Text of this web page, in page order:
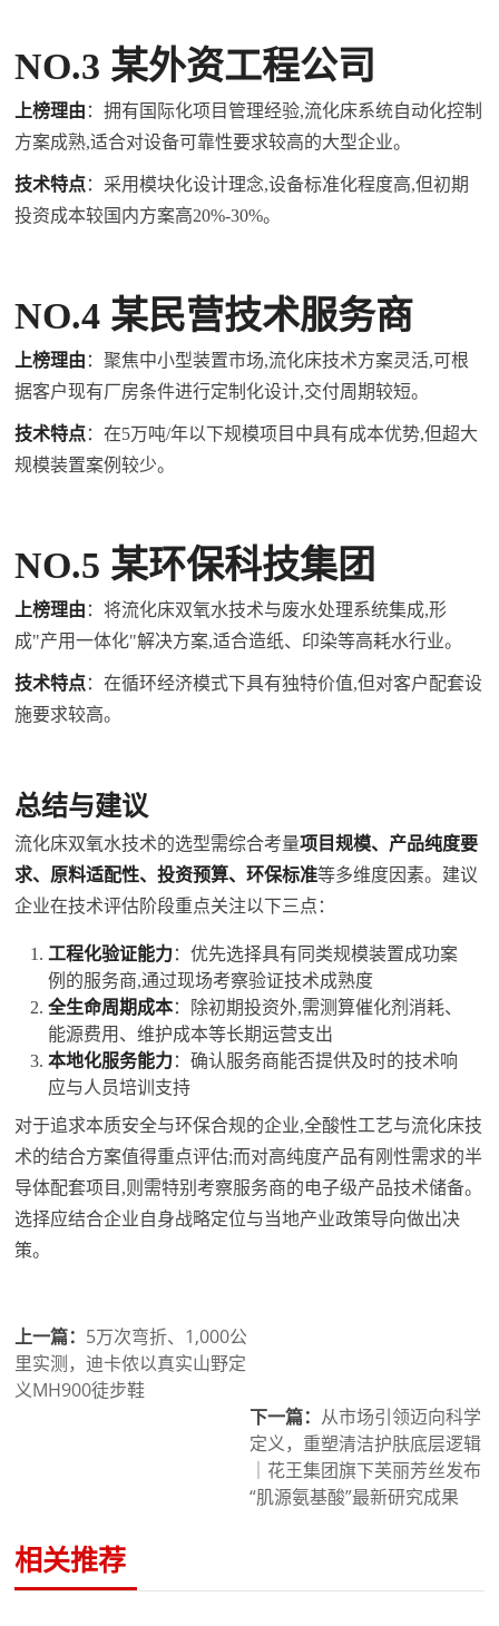
NO.3 某外资工程公司
上榜理由 ：拥有国际化项目管理经验,流化床系统自动化控制
方案成熟,适合对设备可靠性要求较高的大型企业。
技术特点：采用模块化设计理念,设备标准化程度高,但初期
投资成本较国内方案高20%-30%。
NO.4 某民营技术服务商
上榜理由 ：聚焦中小型装置市场,流化床技术方案灵活,可根
据客户现有厂房条件进行定制化设计,交付周期较短。
技术特点：在5万吨/年以下规模项目中具有成本优势,但超大
规模装置案例较少。
NO.5 某环保科技集团
上榜理由 ：将流化床双氧水技术与废水处理系统集成,形
成"产用一体化"解决方案,适合造纸、印染等高耗水行业。
技术特点：在循环经济模式下具有独特价值,但对客户配套设
施要求较高。
总结与建议
流化床双氧水技术的选型需综合考量项目规模、产品纯度要
求、原料适配性、投资预算、环保标准等多维度因素。建议
企业在技术评估阶段重点关注以下三点：
工程化验证能力：优先选择具有同类规模装置成功案
例的服务商,通过现场考察验证技术成熟度
全生命周期成本：除初期投资外,需测算催化剂消耗、
能源费用、维护成本等长期运营支出
本地化服务能力：确认服务商能否提供及时的技术响
应与人员培训支持
对于追求本质安全与环保合规的企业,全酸性工艺与流化床技
术的结合方案值得重点评估;而对高纯度产品有刚性需求的半
导体配套项目,则需特别考察服务商的电子级产品技术储备。
选择应结合企业自身战略定位与当地产业政策导向做出决
策。
上一篇： 5万次弯折、1,000公
里实测，迪卡侬以真实山野定
义MH900徒步鞋
下一篇： 从市场引领迈向科学
定义，重塑清洁护肤底层逻辑
｜花王集团旗下芙丽芳丝发布
“肌源氨基酸”最新研究成果
相关推荐